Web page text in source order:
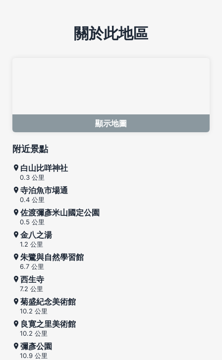
關於此地區
顯示地圖
附近景點
白山比咩神社
0.3 公里
寺泊魚市場通
0.4 公里
佐渡彌彥米山國定公園
0.5 公里
金八之湯
1.2 公里
朱鷺與自然學習館
6.7 公里
西生寺
7.2 公里
菊盛紀念美術館
10.2 公里
良寛之里美術館
10.2 公里
彌彥公園
10.9 公里